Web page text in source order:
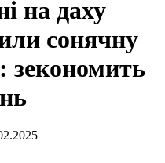
на даху
сонячну
зекономить